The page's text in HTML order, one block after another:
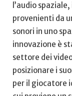
l’audio
provenienti da
sonori in uno
‌innovazione è
settore dei
posizionare i
per il giocatore